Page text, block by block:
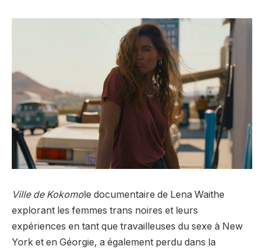
Ville de Kokomole documentaire de Lena Waithe
explorant les femmes trans noires et leurs
expériences en tant que travailleuses du sexe à New
York et en Géorgie, a également perdu dans la